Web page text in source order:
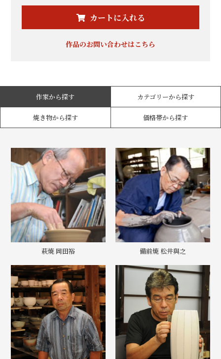
カートに入れる
作品のお問い合わせはこちら
作家から探す カテゴリーから探す
焼き物から探す 価格帯から探す
萩焼 岡田裕 備前焼 松井與之